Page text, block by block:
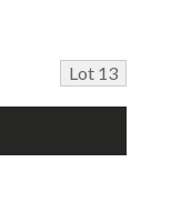
Lot 13